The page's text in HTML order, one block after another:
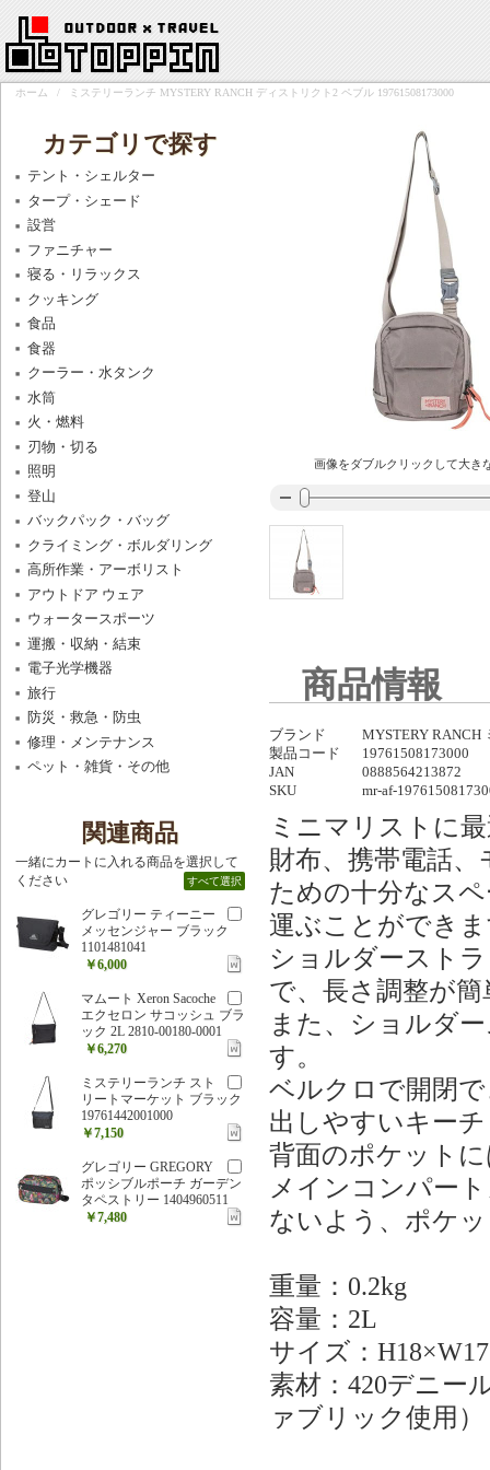
ホーム / ミステリーランチ MYSTERY RANCH ディストリクト2 ペブル 19761508173000
画像をダブルクリックして大き
商品情報
ブランド
MYSTERY RANCH
製品コード
19761508173000
JAN
0888564213872
SKU
mr-af-
ミニマリストに
財布、携帯電話
ための十分なス
運ぶことができ
ショルダースト
で、長さ調整が
また、ショルダ
す。
ベルクロで開閉
出しやすいキー
背面のポケット
メインコンパー
ないよう、ポケ
重量：0.2kg
容量：2L
サイズ：
素材：420デニー
ァブリック使用）
カテゴリで探す
テント・シェルター
タープ・シェード
設営
ファニチャー
寝る・リラックス
クッキング
食品
食器
クーラー・水タンク
水筒
火・燃料
刃物・切る
照明
登山
バックパック・バッグ
クライミング・ボルダリング
高所作業・アーボリスト
アウトドア ウェア
ウォータースポーツ
運搬・収納・結束
電子光学機器
旅行
防災・救急・防虫
修理・メンテナンス
ペット・雑貨・その他
関連商品
一緒にカートに入れる商品を選択して
ください
すべて選択
グレゴリー ティーニー
メッセンジャー ブラック
1101481041
￥6,000
マムート Xeron Sacoche
エクセロン サコッシュ ブラ
ック 2L 2810-00180-0001
￥6,270
ミステリーランチ スト
リートマーケット ブラック
19761442001000
￥7,150
グレゴリー GREGORY
ポッシブルポーチ ガーデン
タペストリー 1404960511
￥7,480